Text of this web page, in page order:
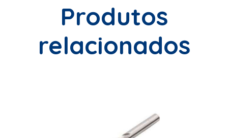
Produtos
relacionados